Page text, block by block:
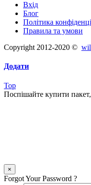
Вхід
Блог
Політика
Правила та умови
Copyright 2012-2020 ©
Додати
Top
Поспішайте купити
×
Forgot Your Password ?